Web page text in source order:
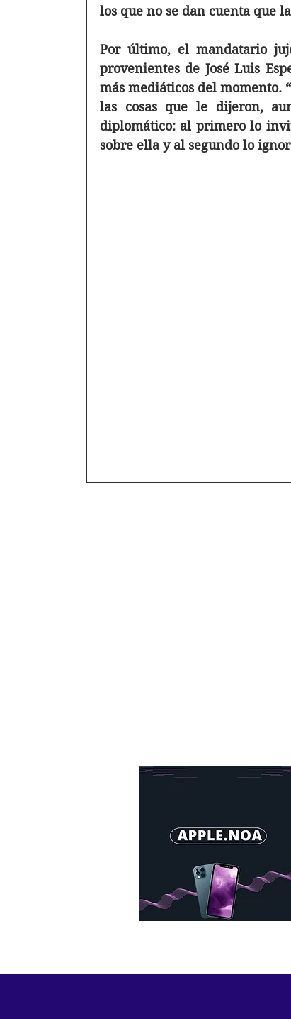
los que no se dan cuenta que
Por último, el mandatario
provenientes de José Luis
más mediáticos del momento.
las cosas que le dijeron,
diplomático: al primero lo
sobre ella y al segundo lo